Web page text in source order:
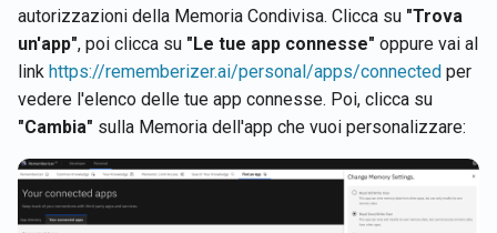
autorizzazioni della Memoria Condivisa. Clicca su "Trova
un'app", poi clicca su "Le tue app connesse" oppure vai al
link https://rememberizer.ai/personal/apps/connected per
vedere l'elenco delle tue app connesse. Poi, clicca su
"Cambia" sulla Memoria dell'app che vuoi personalizzare: